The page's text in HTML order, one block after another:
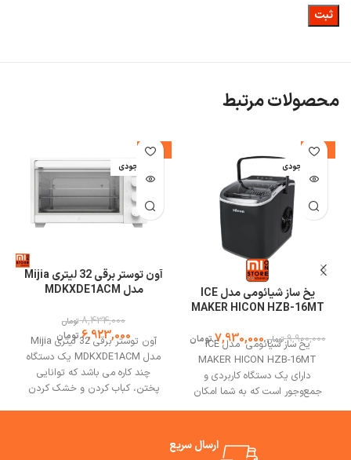
محصولات مرتبط
-20%
اتمام موجودی
یخ ساز شیائومی مدل ICE
MAKER HICON HZB-16MT
9,900,000 تومان 7,930,000 تومانیخ ساز شیائومی مدل ICE
MAKER HICON HZB-16MT
دارای یک دستگاه کاربردی و
جمع‌وجور است که به شما امکان
می‌دهد در هر مکانی، از آشپزخانه
به‌سرعت یخ تهیه کنید. یخ‌ساز
Hicon HZB-16MT با طراحی زیبا
-18%
اتمام موجودی
آون توستر برقی 32 لیتری Mijia
مدل MDKXDE1ACM
8,434,000 تومان
6,923,000 تومان آون توستر برقی 32 لیتری Mijia
مدل MDKXDE1ACM یک دستگاه
چند کاره می باشد که توانایی
پختن، کباب کردن و خشک کردن
ارسال سریع